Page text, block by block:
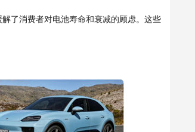
了消费者对电池寿命和衰减的顾虑。这些